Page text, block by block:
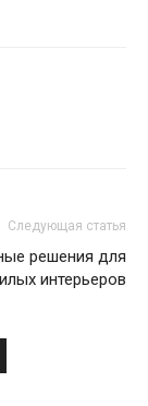
Следующая статья
решения для
интерьеров